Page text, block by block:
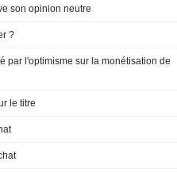
conserve son opinion neutre
?
par l'optimisme sur la monétisation de
sur le titre